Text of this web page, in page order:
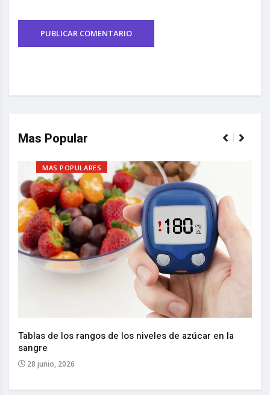
Mas Popular
MAS POPULARES
Tablas de los rangos de los niveles de azúcar en la
sangre
28 junio, 2026